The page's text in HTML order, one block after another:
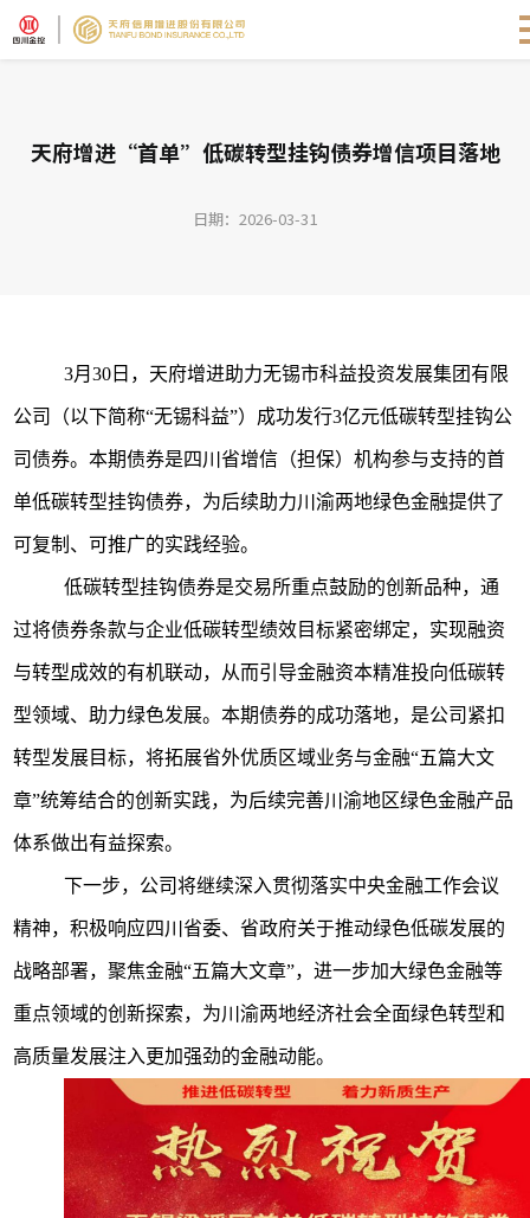
天府增进“首单”低碳转型挂钩债券增信项目落地
日期：2026-03-31
3月30 日，天府增进助力无锡市科益投资发展集团有限
公司（以下简称“无锡科益”）成功发行3亿元低碳转型挂钩公
司债券。本期债券是四川省增信（担保）机构参与支持的首
单低碳转型挂钩债券，为后续助力川渝两地绿色金融提供了
可复制、可推广的实践经验。
低碳转型挂钩债券是交易所重点鼓励的创新品种，通
过将债券条款与企业低碳转型绩效目标紧密绑定，实现融资
与转型成效的有机联动，从而引导金融资本精准投向低碳转
型领域、助力绿色发展。本期债券的成功落地，是公司紧扣
转型发展目标，将拓展省外优质区域业务与金融“五篇大文
章”统筹结合的创新实践，为后续完善川渝地区绿色金融产品
体系做出有益探索。
下一步，公司将继续深入贯彻落实中央金融工作会议
精神，积极响应四川省委、省政府关于推动绿色低碳发展的
战略部署，聚焦金融“五篇大文章”，进一步加大绿色金融等
重点领域的创新探索，为川渝两地经济社会全面绿色转型和
高质量发展注入更加强劲的金融动能。